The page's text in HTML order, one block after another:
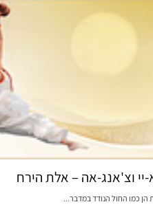
יי וצ'אנג-אה – אלת הירח
הן כמו החול הנודד במדבר...